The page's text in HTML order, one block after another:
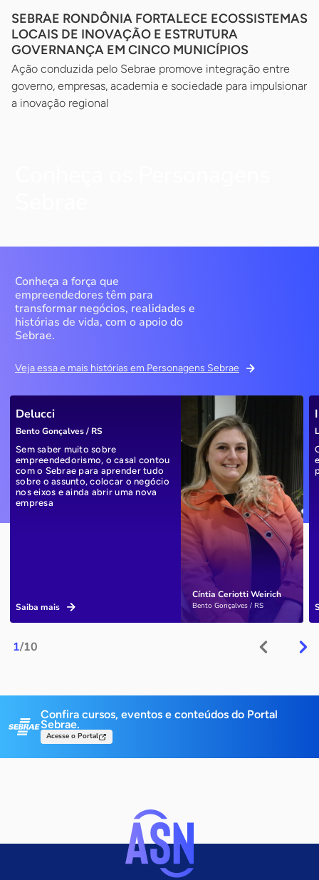
SEBRAE RONDÔNIA FORTALECE ECOSSISTEMAS
LOCAIS DE INOVAÇÃO E ESTRUTURA
GOVERNANÇA EM CINCO MUNICÍPIOS
Ação conduzida pelo Sebrae promove integração entre
governo, empresas, academia e sociedade para impulsionar
a inovação regional
Conheça a força que
empreendedores têm para
transformar negócios, realidades e
histórias de vida, com o apoio do
Sebrae.
Veja essa e mais histórias em Personagens Sebrae
1/10
Cíntia Ceriotti Weirich
Bento Gonçalves / RS
Delucci
Bento Gonçalves / RS
Sem saber muito sobre
empreendedorismo, o casal contou
com o Sebrae para aprender tudo
sobre o assunto, colocar o negócio
nos eixos e ainda abrir uma nova
empresa
Saiba mais
Confira cursos, eventos e conteúdos do Portal
Sebrae.
Acesse o Portal